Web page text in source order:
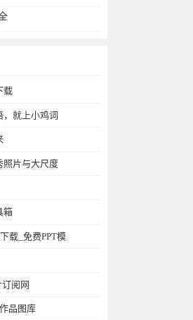
载
，就上小鸡词
照片与大尺度
箱
载_免费PPT模
阅网
品图库